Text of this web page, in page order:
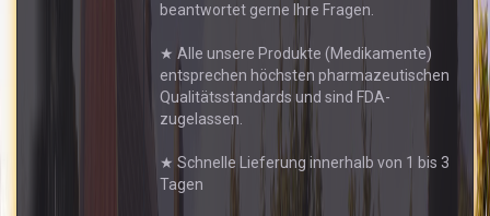
beantwortet gerne Ihre Fragen.
★ Alle unsere Produkte (Medikamente)
entsprechen höchsten pharmazeutischen
Qualitätsstandards und sind FDA-
zugelassen.
★ Schnelle Lieferung innerhalb von 1 bis 3
Tagen